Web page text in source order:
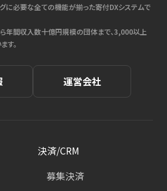
に必要な全ての機能が揃った寄付DXシステムで
年間収入数十億円規模の団体まで、3,000以上
す。
運営会社
決済/CRM
募集決済